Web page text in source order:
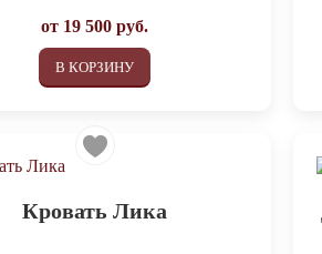
от 19 500 руб.
В КОРЗИНУ
Кровать Лика